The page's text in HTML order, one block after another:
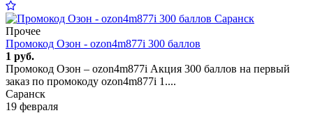
Прочее
Промокод Озон - ozon4m877i 300 баллов
1 руб.
Промокод Озон – ozon4m877i Акция 300 баллов на первый
заказ по промокоду ozon4m877i 1....
Саранск
19 февраля